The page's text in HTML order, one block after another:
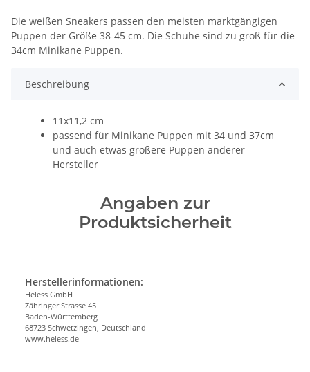
Die weißen Sneakers passen den meisten marktgängigen
Puppen der Größe 38-45 cm. Die Schuhe sind zu groß für die
34cm Minikane Puppen.
Beschreibung
11x11,2 cm
passend für Minikane Puppen mit 34 und 37cm
und auch etwas größere Puppen anderer
Hersteller
Angaben zur
Produktsicherheit
Herstellerinformationen:
Heless GmbH
Zähringer Strasse 45
Baden-Württemberg
68723 Schwetzingen, Deutschland
www.heless.de